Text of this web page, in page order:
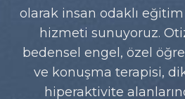
olarak insan odaklı
hizmeti sunuyoruz.
bedensel engel, özel
ve konuşma terapisi,
hiperaktivite